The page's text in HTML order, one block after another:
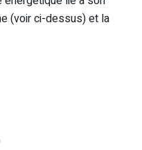
(voir ci-dessus) et la